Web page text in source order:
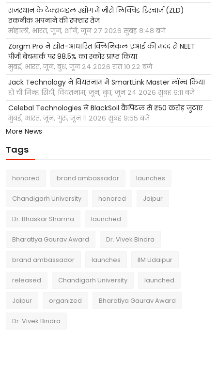
राजस्थान के टेक्सटाइल उद्योग में जीरो लिक्विड डिस्चार्ज (ZLD)
तकनीक अपनाने की रफ्तार तेज
मोहाली, भारत, जून, शनि, जून २७ २०२६ सुबह ८:४८ बजे
Zorgm Pro ने स्रोत-आधारित क्लिनिकल एआई की मदद से NEET
पीजी बेंचमार्क पर 98.5% का स्कोर प्राप्त किया
मुंबई, भारत, जून, बुध, जून २४ २०२६ रात १०:२२ बजे
Jack Technology ने वियतनाम में SmartLink Master लॉन्च किया
हो ची मिन्ह सिटी, वियतनाम, जून, बुध, जून २४ २०२६ सुबह ६:११ बजे
Celebal Technologies ने BlackSoil कैपिटल से ₹50 करोड़ जुटाए
मुंबई, भारत, जून, गुरू, जून ११ २०२६ सुबह ९:५५ बजे
More News
Tags
honored brand ambassador launches
Chandigarh University honored Jaipur
Dr. Bhaskar Sharma launched
Bharatiya Gaurav Award Dr. Vivek Bindra
brand ambassador launches IIM Udaipur
released Chandigarh University launched
Jaipur organized Bharatiya Gaurav Award
Dr. Vivek Bindra